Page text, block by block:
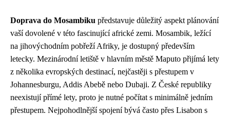
Doprava do Mosambiku představuje důležitý aspekt plánování
vaší dovolené v této fascinující africké zemi. Mosambik, ležící
na jihovýchodním pobřeží Afriky, je dostupný především
letecky. Mezinárodní letiště v hlavním městě Maputo přijímá lety
z několika evropských destinací, nejčastěji s přestupem v
Johannesburgu, Addis Abebě nebo Dubaji. Z České republiky
neexistují přímé lety, proto je nutné počítat s minimálně jedním
přestupem. Nejpohodlnější spojení bývá často přes Lisabon s